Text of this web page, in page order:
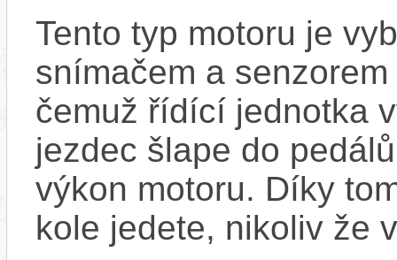
Tento typ motoru je
snímačem a
čemuž řídící jednotka
jezdec šlape do
výkon motoru. Díky
kole jedete, nikoliv že